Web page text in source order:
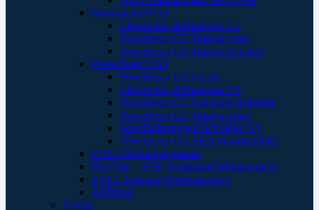
Powerheart® G3
Elektroden & Batterien G3
Powerheart G5 Tragetaschen
Powerheart G3 Trainer Zubehör
Powerheart® G5
Powerheart G5 Geräte
Elektroden & Batterien G5
Powerheart G5 Sonstiges Zubehör
Powerheart G5 Tragetaschen
Wandhalterungen/Schränke G5
Powerheart G5 AED Wandschilder
ZOLL Rettungssymbole
PlusTrac – AED Programm-Management
ZOLL Training/Demonstration
AEDtrax
ViVest